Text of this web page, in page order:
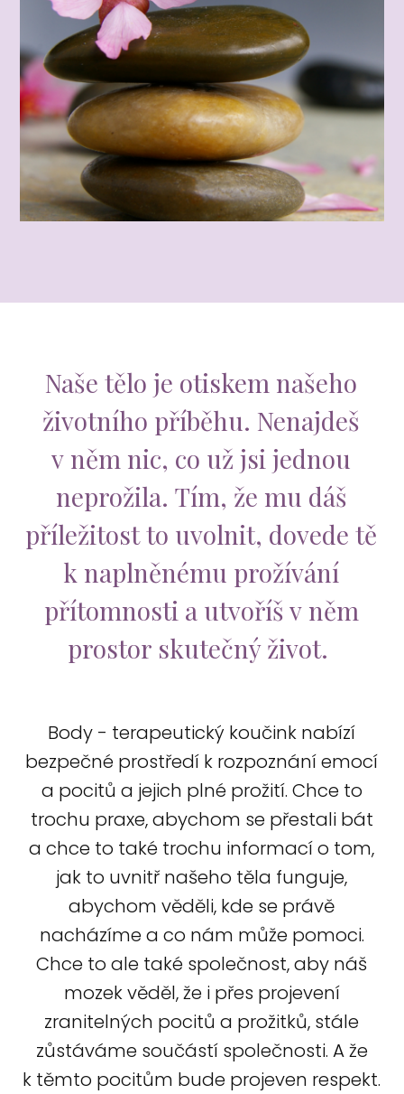
Naše tělo je otiskem našeho
životního příběhu. Nenajdeš
v něm nic, co už jsi jednou
neprožila. Tím, že mu dáš
příležitost to uvolnit, dovede tě
k naplněnému prožívání
přítomnosti a utvoříš v něm
prostor skutečný život.
Body - terapeutický koučink nabízí
bezpečné prostředí k rozpoznání emocí
a pocitů a jejich plné prožití. Chce to
trochu praxe, abychom se přestali bát
a chce to také trochu informací o tom,
jak to uvnitř našeho těla funguje,
abychom věděli, kde se právě
nacházíme a co nám může pomoci.
Chce to ale také společnost, aby náš
mozek věděl, že i přes projevení
zranitelných pocitů a prožitků, stále
zůstáváme součástí společnosti. A že
k těmto pocitům bude projeven respekt.